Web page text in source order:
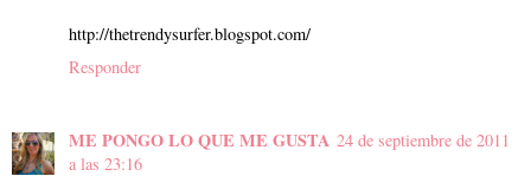
http://thetrendysurfer.blogspot.com/
Responder
ME PONGO LO QUE ME GUSTA 24 de septiembre de 2011
a las 23:16